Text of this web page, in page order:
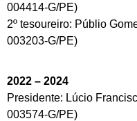
004414-G/PE)
2º tesoureiro: Públio
003203-G/PE)
2022 – 2024
Presidente: Lúcio
003574-G/PE)